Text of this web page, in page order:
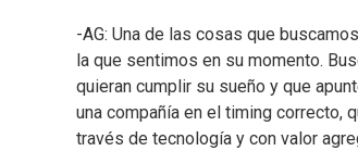
-AG: Una de las cosas que
la que sentimos en su momento.
quieran cumplir su sueño y que
una compañía en el timing correcto,
través de tecnología y con valor